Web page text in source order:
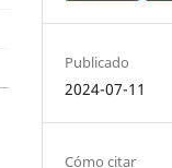
Publicado
2024-07-11
Cómo citar